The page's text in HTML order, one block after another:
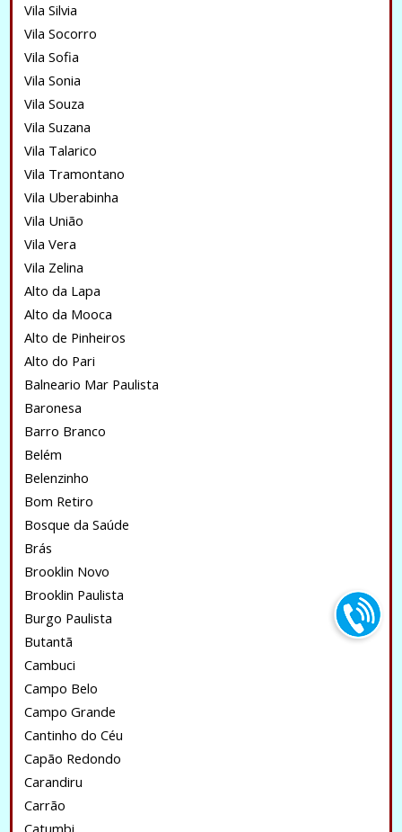
Vila Silvia
Vila Socorro
Vila Sofia
Vila Sonia
Vila Souza
Vila Suzana
Vila Talarico
Vila Tramontano
Vila Uberabinha
Vila União
Vila Vera
Vila Zelina
Alto da Lapa
Alto da Mooca
Alto de Pinheiros
Alto do Pari
Balneario Mar Paulista
Baronesa
Barro Branco
Belém
Belenzinho
Bom Retiro
Bosque da Saúde
Brás
Brooklin Novo
Brooklin Paulista
Burgo Paulista
Butantã
Cambuci
Campo Belo
Campo Grande
Cantinho do Céu
Capão Redondo
Carandiru
Carrão
Catumbi